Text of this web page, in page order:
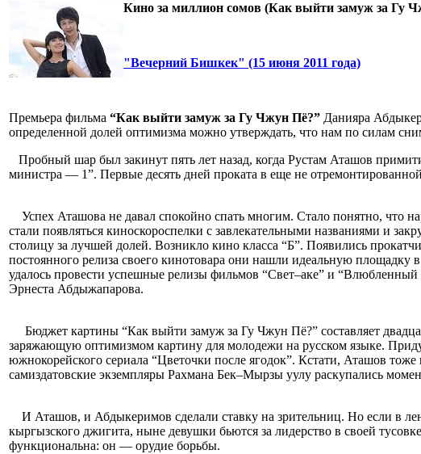
Кино за миллион сомов (Как выйти замуж за Гу
"Вечерний Бишкек" (15 июня 2011 года)
Премьера фильма “Как выйти замуж за Гу Чжун Пё?” Данияра
определенной долей оптимизма можно утверждать, что нам по силам
Пробный шар был закинут пять лет назад, когда Рустам Аташов
министра — 1”. Первые десять дней проката в еще не
Успех Аташова не давал спокойно спать многим. Стало понятно, что
стали появляться киноскороспелки с завлекательными названиями и
столицу за лучшей долей. Возникло кино класса “Б”. Появились
постоянного релиза своего кинотовара они нашли идеальную площадку
удалось провести успешные релизы фильмов “Свет–аке” и “Влюбленный
Эрнеста Абдыжапарова.
Бюджет картины “Как выйти замуж за Гу Чжун Пё?” составляет
заряжающую оптимизмом картину для молодежи на русском языке.
южнокорейского сериала “Цветочки после ягодок”. Кстати, Аташов
самиздатовские экземпляры Рахмана Бек–Мырзы уулу раскупались
И Аташов, и Абдыкеримов сделали ставку на зрительниц. Но если в
кыргызского джигита, ныне девушки бьются за лидерство в своей
функциональна: он — орудие борьбы.